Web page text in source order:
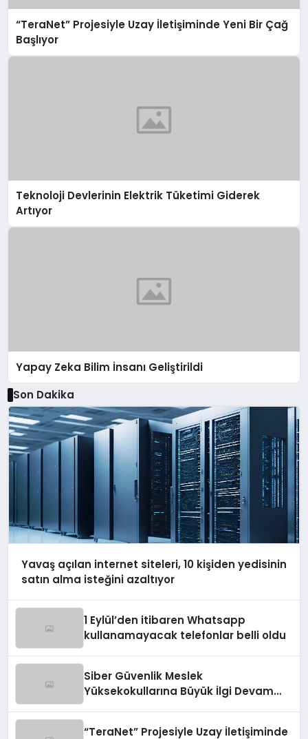
“TeraNet” Projesiyle Uzay İletişiminde Yeni Bir Çağ
Başlıyor
Teknoloji Devlerinin Elektrik Tüketimi Giderek
Artıyor
Yapay Zeka Bilim İnsanı Geliştirildi
Son Dakika
Yavaş açılan internet siteleri, 10 kişiden yedisinin
satın alma isteğini azaltıyor
1 Eylül’den itibaren Whatsapp
kullanamayacak telefonlar belli oldu
Siber Güvenlik Meslek
Yüksekokullarına Büyük İlgi Devam
“TeraNet” Projesiyle Uzay İletişiminde